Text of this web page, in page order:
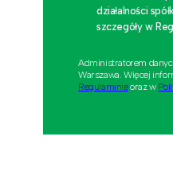
działalności
szczegóły w
Administratorem
Warszawa. Więcej
Regulaminieoraz w